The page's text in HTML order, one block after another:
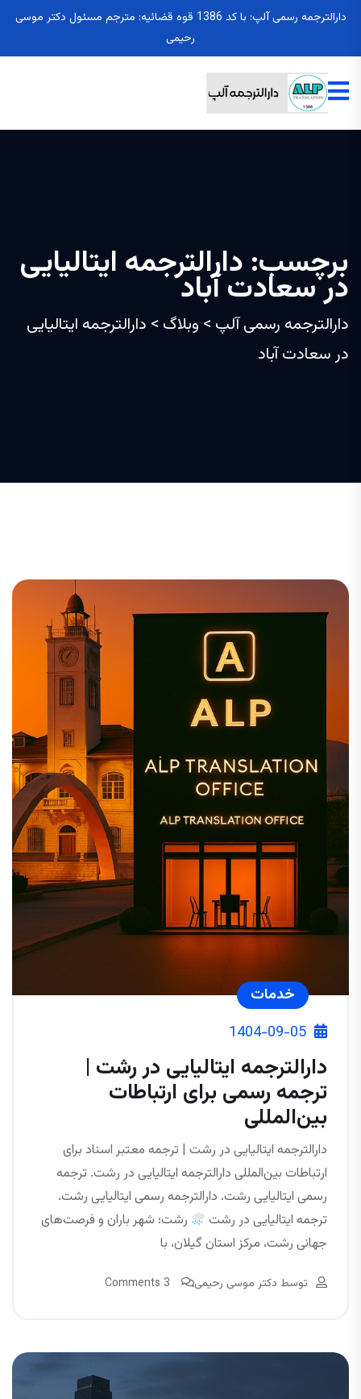
دارالترجمه رسمی آلپ: با کد 1386 قوه قضائیه: مترجم مسئول دکتر موسی
رحیمی
برچسب: دارالترجمه ایتالیایی
در سعادت آباد
دارالترجمه رسمی آلپ > وبلاگ > دارالترجمه ایتالیایی
در سعادت آباد
خدمات
1404-09-05
دارالترجمه ایتالیایی در رشت |
ترجمه رسمی برای ارتباطات
بین‌المللی
دارالترجمه ایتالیایی در رشت | ترجمه معتبر اسناد برای
ارتباطات بین‌المللی دارالترجمه ایتالیایی در رشت. ترجمه
رسمی ایتالیایی رشت. دارالترجمه رسمی ایتالیایی رشت.
ترجمه ایتالیایی در رشت
رشت؛ شهر باران و فرصت‌های
جهانی رشت، مرکز استان گیلان، با
توسط دکتر موسی رحیمی 3 Comments